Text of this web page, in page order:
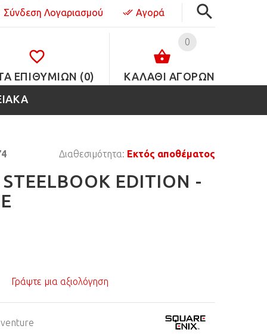
Σύνδεση Λογαριασμού Αγορά
0
ΚΑΛΑΘΙ ΑΓΟΡΩΝ
ΕΠΙΘΥΜΙΏΝ (0)
Διαθεσιμότητα: Εκτός αποθέματος
EDITION -
Γράψτε μια αξιολόγηση